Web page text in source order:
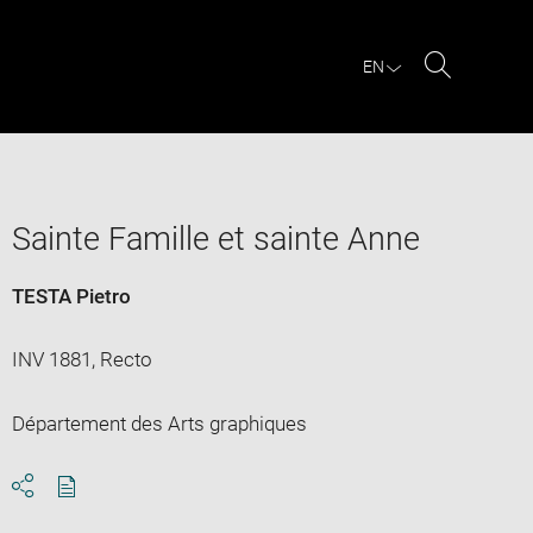
EN
Sainte Famille et sainte Anne
TESTA Pietro
INV 1881, Recto
Département des Arts graphiques